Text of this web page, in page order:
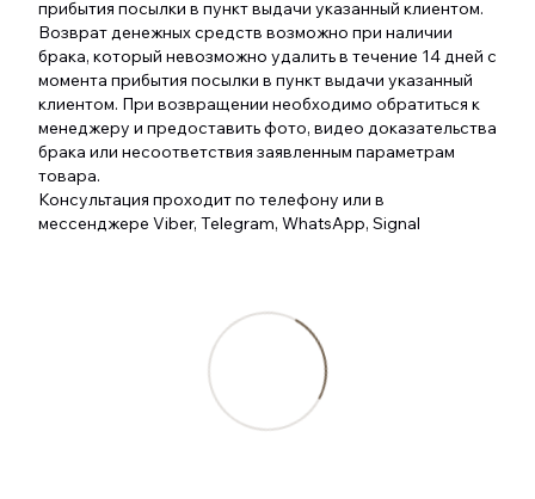
прибытия посылки в пункт выдачи указанный клиентом.
Возврат денежных средств возможно при наличии
брака, который невозможно удалить в течение 14 дней с
момента прибытия посылки в пункт выдачи указанный
клиентом. При возвращении необходимо обратиться к
менеджеру и предоставить фото, видео доказательства
брака или несоответствия заявленным параметрам
товара.
Консультация проходит по телефону или в
мессенджере Viber, Telegram, WhatsApp, Signal